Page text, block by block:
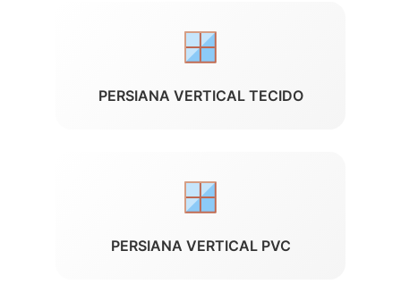
PERSIANA VERTICAL TECIDO
PERSIANA VERTICAL PVC